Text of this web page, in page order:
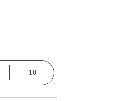
10